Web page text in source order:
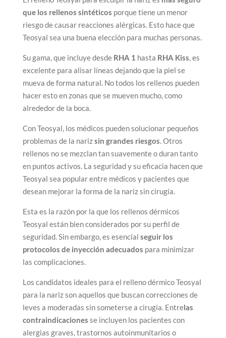
que los rellenos sintéticos porque tiene un menor
riesgo de causar reacciones alérgicas. Esto hace que
Teosyal sea una buena elección para muchas personas.
Su gama, que incluye desde RHA 1 hasta RHA Kiss, es
excelente para alisar líneas dejando que la piel se
mueva de forma natural. No todos los rellenos pueden
hacer esto en zonas que se mueven mucho, como
alrededor de la boca.
Con Teosyal, los médicos pueden solucionar pequeños
problemas de la narizsin grandes riesgos. Otros
rellenos no se mezclan tan suavemente o duran tanto
en puntos activos. La seguridad y su eficacia hacen que
Teosyal sea popular entre médicos y pacientes que
desean mejorar la forma de la nariz sin cirugía.
Esta es la razón por la que los rellenos dérmicos
Teosyal están bien considerados por su perfil de
seguridad. Sin embargo, es esencial seguir los
protocolos de inyección adecuados para minimizar
las complicaciones.
Los candidatos ideales para el relleno dérmico Teosyal
para la nariz son aquellos que buscan correcciones de
leves a moderadas sin someterse a cirugía. Entrelas
contraindicaciones se incluyen los pacientes con
alergias graves, trastornos autoinmunitarios o